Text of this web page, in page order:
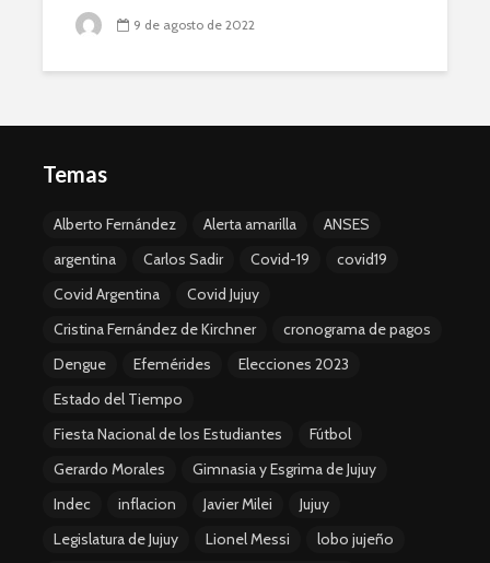
9 de agosto de 2022
Temas
Alberto Fernández Alerta amarilla
ANSES
argentina
Carlos Sadir Covid-19
covid19
Covid Argentina
Covid Jujuy
Cristina Fernández de Kirchner
cronograma de pagos
Dengue
Efemérides
Elecciones 2023
Estado del Tiempo
Fiesta Nacional de los Estudiantes
Fútbol
Gerardo Morales
Gimnasia y Esgrima de Jujuy
Indec
inflacion Javier Milei
Jujuy
Legislatura de Jujuy
Lionel Messi
lobo jujeño